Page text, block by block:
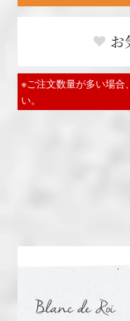
お
※ご注文数量が多い場合
い。